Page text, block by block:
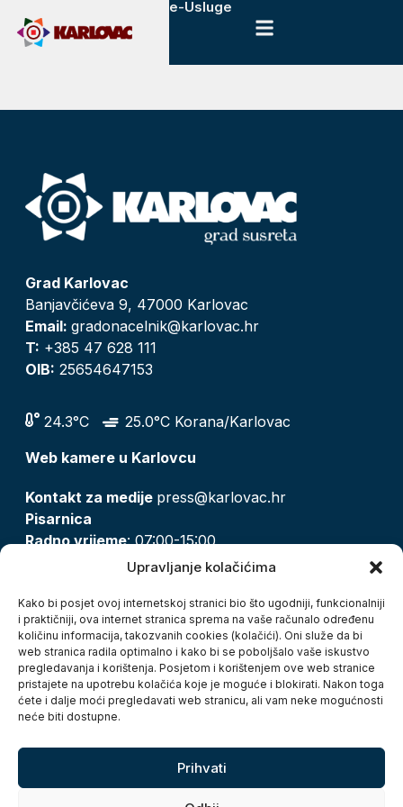
Upravljanje kolačićima
Kako bi posjet ovoj internetskoj stranici bio što ugodniji, funkcionalniji
i praktičniji, ova internet stranica sprema na vaše računalo određenu
količinu informacija, takozvanih cookies (kolačići). Oni služe da bi
web stranica radila optimalno i kako bi se poboljšalo vaše iskustvo
pregledavanja i korištenja. Posjetom i korištenjem ove web stranice
pristajete na upotrebu kolačića koje je moguće i blokirati. Nakon toga
ćete i dalje moći pregledavati web stranicu, ali vam neke mogućnosti
neće biti dostupne.
Prihvati
e-Usluge
Grad Karlovac
Banjavčićeva 9, 47000 Karlovac
Email: gradonacelnik@karlovac.hr
T: +385 47 628 111
OIB: 25654647153
24.3°C
25.0°C Korana/Karlovac
Web kamere u Karlovcu
Kontakt za medije press@karlovac.hr
Pisarnica
Radno vrijeme: 07:00-15:00
pisarnica@karlovac.hr
Zaštita osobnih podataka
Pristup informacijama
Kolačići
Izjava o pristupačnosti
Turistička zajednica grada Karlovca